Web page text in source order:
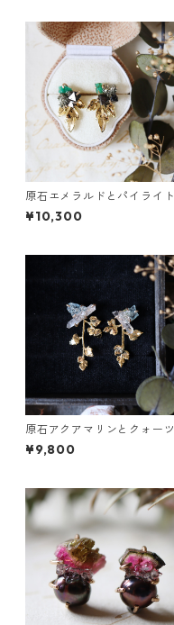
原石エメラルドとパイライト
とクレマチスの葉ピアス
¥10,300
原石アクアマリンとクォーツ
とカニクサの葉ピアス
¥9,800